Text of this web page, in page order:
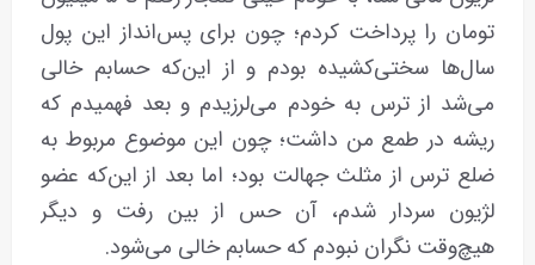
تومان را پرداخت کردم؛ چون برای پس‌انداز این پول
سال‌ها سختی‌کشیده بودم و از این‌که حسابم خالی
می‌شد از ترس به خودم می‌لرزیدم و بعد فهمیدم که
ریشه در طمع من داشت؛ چون این موضوع مربوط به
ضلع ترس از مثلث جهالت بود؛ اما بعد از این‌که عضو
لژیون سردار شدم، آن حس از بین رفت و دیگر
هیچ‌وقت نگران نبودم که حسابم خالی می‌شود.